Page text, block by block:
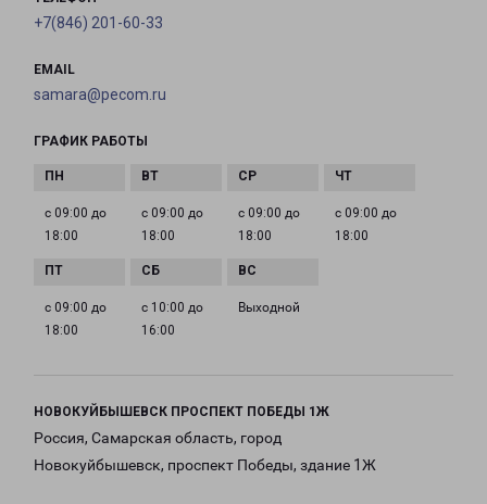
+7(846) 201-60-33
EMAIL
samara@pecom.ru
ГРАФИК РАБОТЫ
с 09:00 до
18:00
с 09:00 до
18:00
с 09:00 до
18:00
с 09:00 до
18:00
с 09:00 до
18:00
с 10:00 до
16:00
Выходной
НОВОКУЙБЫШЕВСК ПРОСПЕКТ ПОБЕДЫ 1Ж
Россия, Самарская область, город
Новокуйбышевск, проспект Победы, здание 1Ж